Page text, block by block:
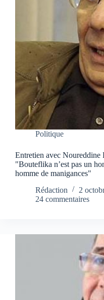
Politique
Entretien avec
"Bouteflika n’est pas un
homme de manigances"
Rédaction
2
24 commentaires